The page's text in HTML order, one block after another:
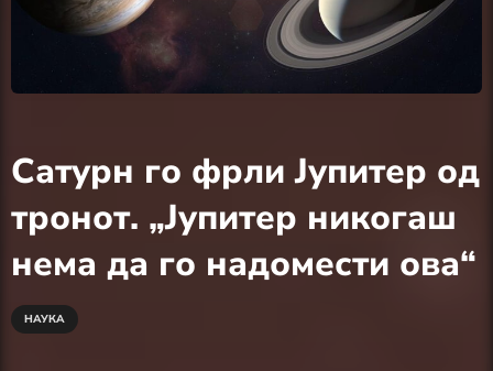
Сатурн го фрли Јупитер од
тронот. „Јупитер никогаш
нема да го надомести ова“
НАУКА